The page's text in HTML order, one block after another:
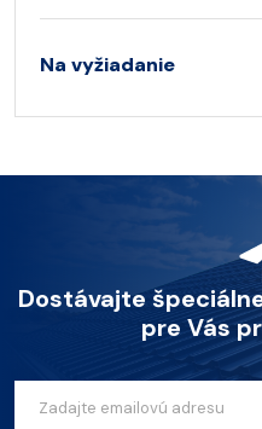
Na vyžiadanie
Dostávajte
pre Vás